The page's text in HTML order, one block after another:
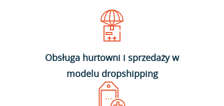
Obsługa hurtowni i sprzedaży w
modelu dropshipping